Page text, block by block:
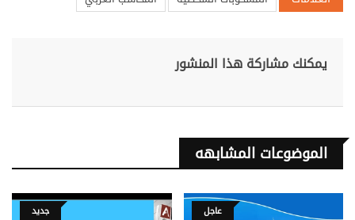
يمكنك مشاركة هذا المنشور
الموضوعات المشابهه
جديد عاجل